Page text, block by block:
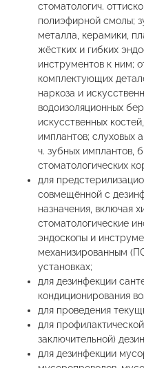
стоматологич.
полиэфирной смолы;
металла, керамики,
жёстких и гибких
инструментов к ним;
комплектующих
наркоза и
водоизоляционных
искусственных
имплантов; слуховых
ч. зубных имплантов,
стоматологических
для
совмещённой с
назначения, включая
стоматологические
эндоскопы и
механизированным
установках;
для дезинфекции
кондиционирования
для проведения
для
заключительной)
для дезинфекции